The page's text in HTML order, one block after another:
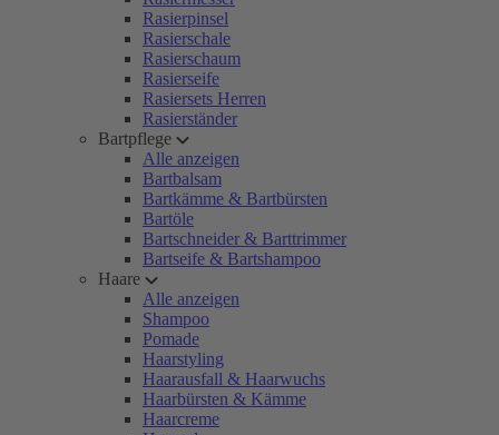
Rasierpinsel
Rasierschale
Rasierschaum
Rasierseife
Rasiersets Herren
Rasierständer
Bartpflege
Alle anzeigen
Bartbalsam
Bartkämme & Bartbürsten
Bartöle
Bartschneider & Barttrimmer
Bartseife & Bartshampoo
Haare
Alle anzeigen
Shampoo
Pomade
Haarstyling
Haarausfall & Haarwuchs
Haarbürsten & Kämme
Haarcreme